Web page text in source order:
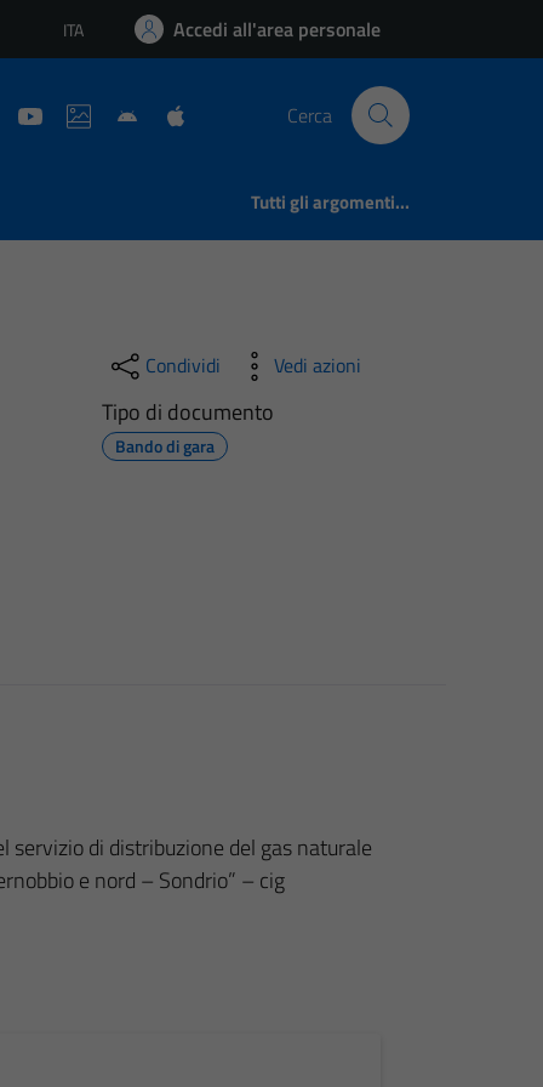
Lingua attiva:
ITA Accedi all'area personale
Cerca
Tutti gli argomenti...
Condividi Vedi azioni
Tipo di documento
Bando di gara
di distribuzione del gas naturale
e nord – Sondrio” – cig